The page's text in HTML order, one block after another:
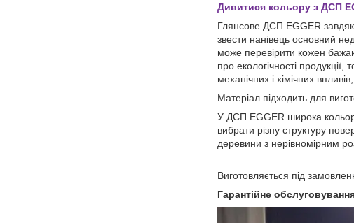
Дивитися кольору з ДСП
Глянсове ДСП EGGER
звести нанівець основний
може перевірити кожен
про екологічності
механічних і хімічних
Матеріал підходить для
У ДСП EGGER широка
вибрати різну структуру
деревини з нерівномірним
Виготовляється під
Гарантійне